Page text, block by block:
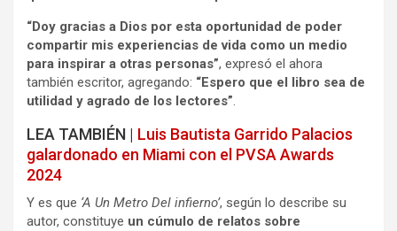
“Doy gracias a Dios por esta oportunidad de poder
compartir mis experiencias de vida como un medio
para inspirar a otras personas”, expresó el ahora
también escritor, agregando: “Espero que el libro sea de
utilidad y agrado de los lectores”.
LEA TAMBIÉN | Luis Bautista Garrido Palacios
galardonado en Miami con el PVSA Awards
2024
Y es que ‘A Un Metro Del infierno’, según lo describe su
autor, constituye un cúmulo de relatos sobre